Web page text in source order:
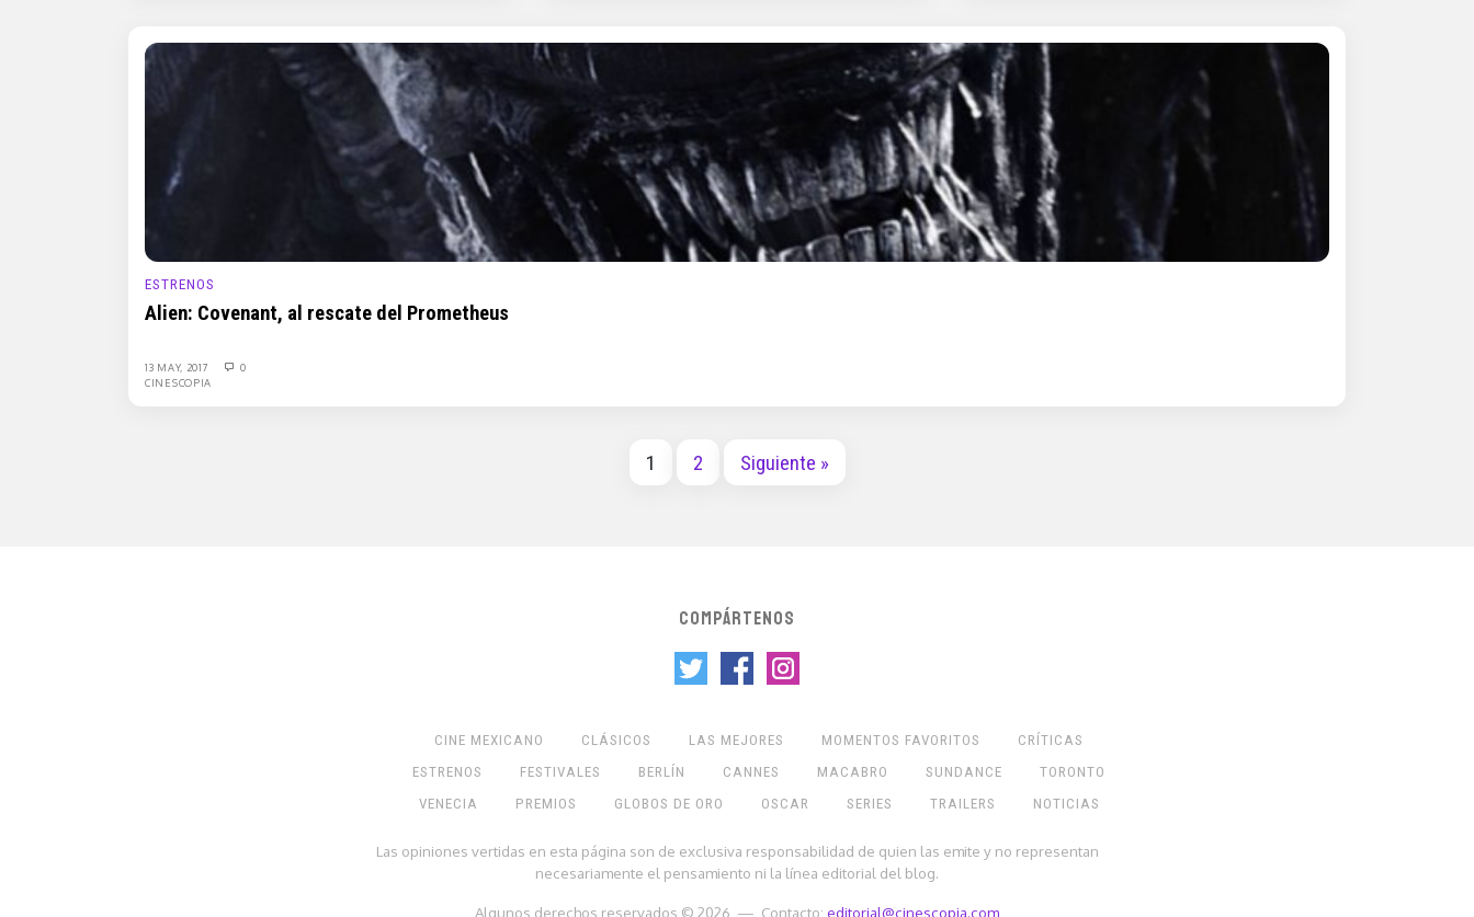
ESTRENOS
Alien: Covenant, al rescate del Prometheus
13 MAY, 2017
0
CINESCOPIA
1 2 Siguiente »
COMPÁRTENOS
CINE MEXICANO CLÁSICOS LAS MEJORES MOMENTOS FAVORITOS
CRÍTICAS
ESTRENOS
FESTIVALES BERLÍN CANNES MACABRO SUNDANCE
TORONTO
VENECIA
PREMIOS GLOBOS DE ORO OSCAR SERIES TRAILERS NOTICIAS
Las opiniones vertidas en esta página son de exclusiva responsabilidad de quien las emite y no representan
necesariamente el pensamiento ni la línea editorial del blog.
Algunos derechos reservados © 2026 — Contacto: editorial@cinescopia.com